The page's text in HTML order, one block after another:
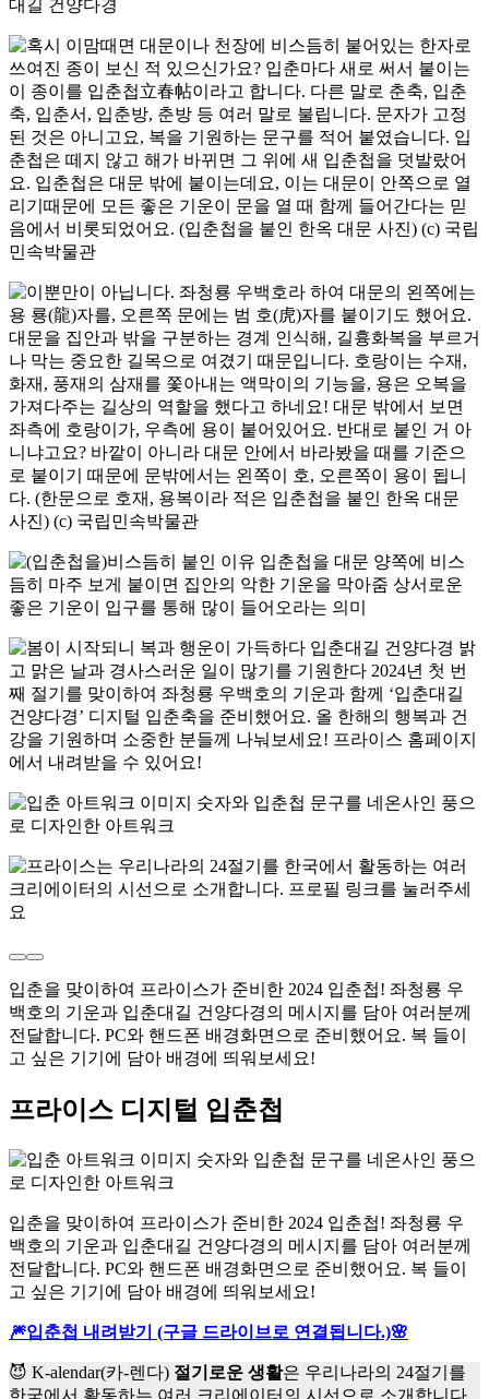
입춘을 맞이하여 프라이스가 준비한 2024 입춘첩! 좌청룡 우
백호의 기운과 입춘대길 건양다경의 메시지를 담아 여러분께
전달합니다. PC와 핸드폰 배경화면으로 준비했어요. 복 들이
고 싶은 기기에 담아 배경에 띄워보세요!
프라이스 디지털 입춘첩
입춘을 맞이하여 프라이스가 준비한 2024 입춘첩! 좌청룡 우
백호의 기운과 입춘대길 건양다경의 메시지를 담아 여러분께
전달합니다. PC와 핸드폰 배경화면으로 준비했어요. 복 들이
고 싶은 기기에 담아 배경에 띄워보세요!
🎆입춘첩 내려받기 (구글 드라이브로 연결됩니다.)🌸
😈 K-alendar(카-렌다) 절기로운 생활은 우리나라의 24절기를